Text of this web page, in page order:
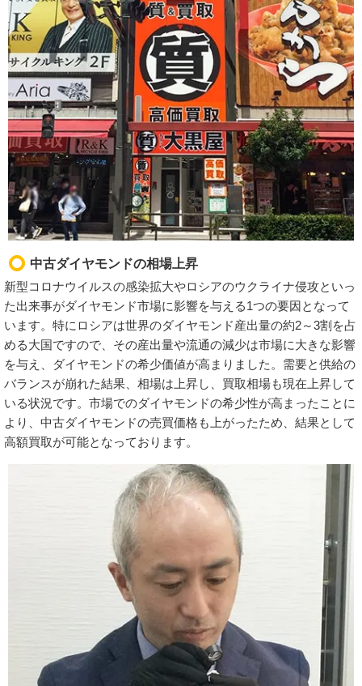
中古ダイヤモンドの相場上昇
新型コロナウイルスの感染拡大やロシアのウクライナ侵攻といっ
た出来事がダイヤモンド市場に影響を与える1つの要因となって
います。特にロシアは世界のダイヤモンド産出量の約2～3割を占
める大国ですので、その産出量や流通の減少は市場に大きな影響
を与え、ダイヤモンドの希少価値が高まりました。需要と供給の
バランスが崩れた結果、相場は上昇し、買取相場も現在上昇して
いる状況です。市場でのダイヤモンドの希少性が高まったことに
より、中古ダイヤモンドの売買価格も上がったため、結果として
高額買取が可能となっております。